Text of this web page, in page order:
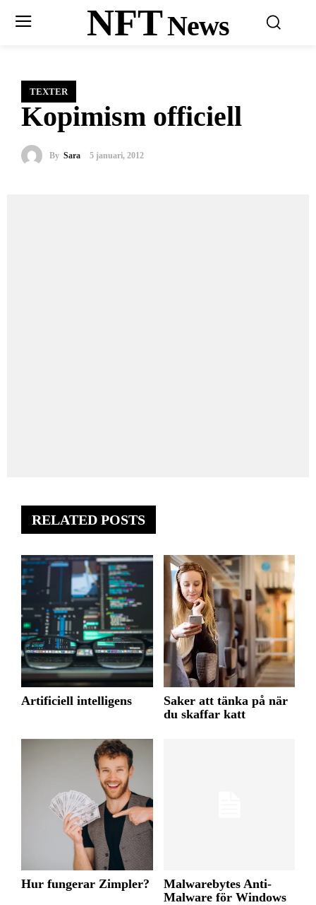
NFTNews
TEXTER
Kopimism officiell
By Sara 5 januari, 2012
RELATED POSTS
Artificiell intelligens
Saker att tänka på när
du skaffar katt
Hur fungerar Zimpler?
Malwarebytes Anti-
Malware för Windows